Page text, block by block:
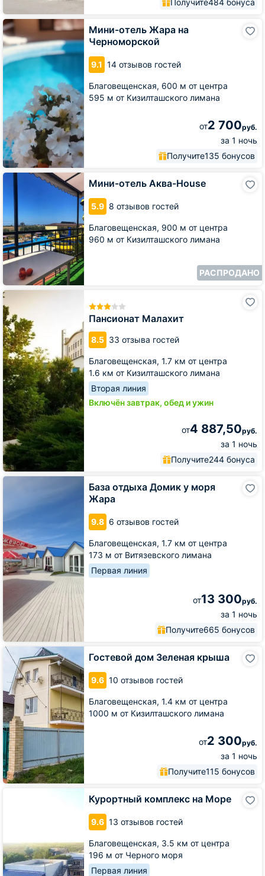
Получите484 бонуса
Мини-отель Жара на
Черноморской
9.1 14 отзывов гостей
Благовещенская, 600 м от центра
595 м от Кизилташского лимана
от2 700руб.
за 1 ночь
Получите135 бонусов
Мини-
отель
Жара
на
Черноморской
Мини-отель Аква-House
5.9 8 отзывов гостей
Благовещенская, 900 м от центра
960 м от Кизилташского лимана
РАСПРОДАНО
Мини-
Аква-
House
Пансионат Малахит
8.5 33 отзыва гостей
Благовещенская, 1.7 км от центра
1.6 км от Кизилташского лимана
Вторая линия
Включён завтрак, обед и ужин
от4 887,50руб.
за 1 ночь
Получите244 бонуса
Пансионат
Малахит
База отдыха Домик у моря
Жара
9.8 6 отзывов гостей
Благовещенская, 1.7 км от центра
173 м от Витязевского лимана
Первая линия
от13 300руб.
за 1 ночь
Получите665 бонусов
База
Жара
Гостевой дом Зеленая крыша
9.6 10 отзывов гостей
Благовещенская, 1.4 км от центра
1000 м от Кизилташского лимана
от2 300руб.
за 1 ночь
Получите115 бонусов
Гостевой
дом
Зеленая
крыша
Курортный комплекс на Море
9.6 13 отзывов гостей
Благовещенская, 3.5 км от центра
196 м от Черного моря
Первая линия